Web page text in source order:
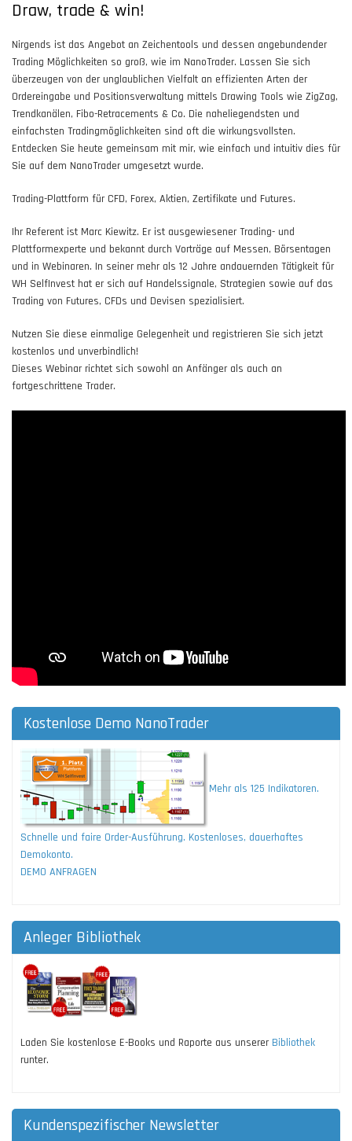
Draw, trade & win!
Nirgends ist das Angebot an Zeichentools und dessen angebundender
Trading Möglichkeiten so groß, wie im NanoTrader. Lassen Sie sich
überzeugen von der unglaublichen Vielfalt an effizienten Arten der
Ordereingabe und Positionsverwaltung mittels Drawing Tools wie ZigZag,
Trendkanälen, Fibo-Retracements & Co. Die naheliegendsten und
einfachsten Tradingmöglichkeiten sind oft die wirkungsvollsten.
Entdecken Sie heute gemeinsam mit mir, wie einfach und intuitiv dies für
Sie auf dem NanoTrader umgesetzt wurde.
Trading-Plattform für CFD, Forex, Aktien, Zertifikate und Futures.
Ihr Referent ist Marc Kiewitz. Er ist ausgewiesener Trading- und
Plattformexperte und bekannt durch Vorträge auf Messen, Börsentagen
und in Webinaren. In seiner mehr als 12 Jahre andauernden Tätigkeit für
WH SelfInvest hat er sich auf Handelssignale, Strategien sowie auf das
Trading von Futures, CFDs und Devisen spezialisiert.
Nutzen Sie diese einmalige Gelegenheit und registrieren Sie sich jetzt
kostenlos und unverbindlich!
Dieses Webinar richtet sich sowohl an Anfänger als auch an
fortgeschrittene Trader.
Kostenlose Demo NanoTrader
Mehr als 125 Indikatoren.
Schnelle und faire Order-Ausführung. Kostenloses, dauerhaftes
Demokonto.
DEMO ANFRAGEN
Anleger Bibliothek
Laden Sie kostenlose E-Books und Raporte aus unserer Bibliothek
runter.
Kundenspezifischer Newsletter